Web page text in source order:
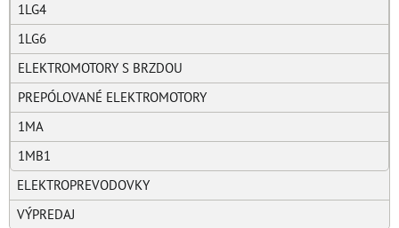
1LG4
1LG6
ELEKTROMOTORY S BRZDOU
PREPÓLOVANÉ ELEKTROMOTORY
1MA
1MB1
ELEKTROPREVODOVKY
VÝPREDAJ